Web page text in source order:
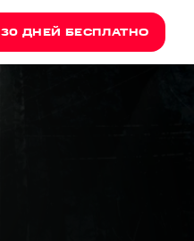
30 ДНЕЙ БЕСПЛАТНО